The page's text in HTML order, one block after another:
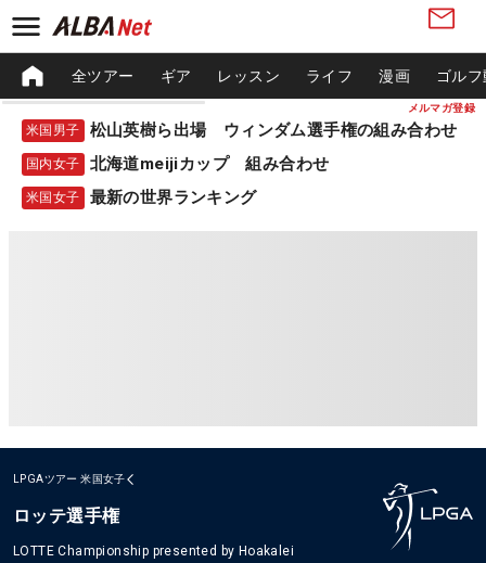
メルマガ登録
全ツアー ギア レッスン ライフ 漫画 ゴル
米国男子 松山英樹ら出場 ウィンダム選手権の組み合わせ
国内女子 北海道meijiカップ 組み合わせ
米国女子 最新の世界ランキング
LPGAツアー 米国女子
ロッテ選手権
LOTTE Championship presented by Hoakalei